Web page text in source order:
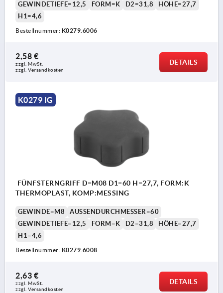
GEWINDETIEFE=12,5
FORM=K D2=31,8
HÖHE=27,7
H1=4,6
Bestellnummer: K0279.6006
2,58 €
zzgl. MwSt.
zzgl. Versandkosten
DETAILS
K0279 IG
FÜNFSTERNGRIFF D=M08 D1=60 H=27,7, FORM:K
THERMOPLAST, KOMP:MESSING
GEWINDE=M8
AUSSENDURCHMESSER=60
GEWINDETIEFE=12,5
FORM=K D2=31,8
HÖHE=27,7
H1=4,6
Bestellnummer: K0279.6008
2,63 €
zzgl. MwSt.
zzgl. Versandkosten
DETAILS